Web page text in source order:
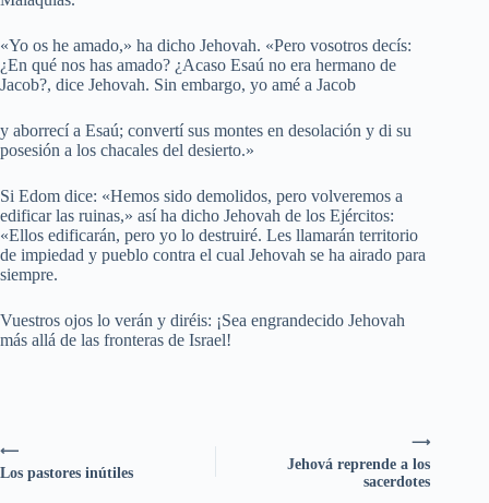
«Yo os he amado,» ha dicho Jehovah. «Pero vosotros decís:
¿En qué nos has amado? ¿Acaso Esaú no era hermano de
Jacob?, dice Jehovah. Sin embargo, yo amé a Jacob
y aborrecí a Esaú; convertí sus montes en desolación y di su
posesión a los chacales del desierto.»
Si Edom dice: «Hemos sido demolidos, pero volveremos a
edificar las ruinas,» así ha dicho Jehovah de los Ejércitos:
«Ellos edificarán, pero yo lo destruiré. Les llamarán territorio
de impiedad y pueblo contra el cual Jehovah se ha airado para
siempre.
Vuestros ojos lo verán y diréis: ¡Sea engrandecido Jehovah
más allá de las fronteras de Israel!
⟶
Jehová reprende a los
sacerdotes
⟵
Los pastores inútiles